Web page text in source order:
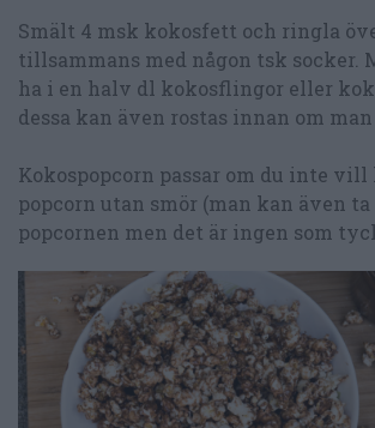
Smält 4 msk kokosfett och ringla
tillsammans med någon tsk socker.
ha i en halv dl kokosflingor eller
dessa kan även rostas innan om
Kokospopcorn passar om du inte vill
popcorn utan smör (man kan även
popcornen men det är ingen som